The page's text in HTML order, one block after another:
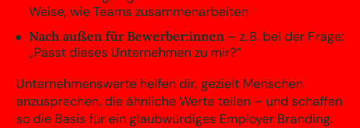
Weise, wie Teams zusammenarbeiten
Nach außen für Bewerber:innen – z. B. bei der Frage:
„Passt dieses Unternehmen zu mir?“
Unternehmenswerte helfen dir, gezielt Menschen
anzusprechen, die ähnliche Werte teilen – und schaffen
so die Basis für ein glaubwürdiges Employer Branding.